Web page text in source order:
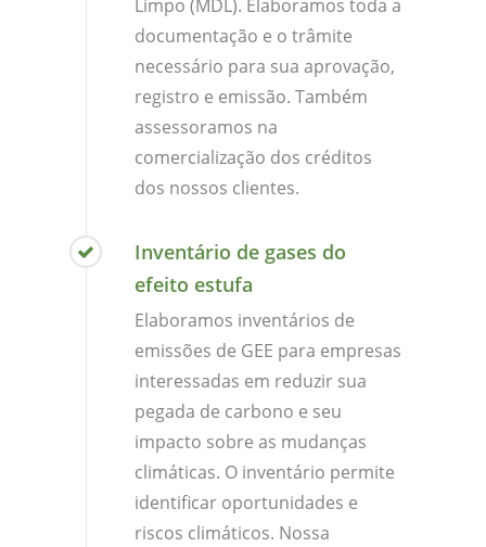
Limpo (MDL). Elaboramos toda a
documentação e o trâmite
necessário para sua aprovação,
registro e emissão. Também
assessoramos na
comercialização dos créditos
dos nossos clientes.
Inventário de gases do
efeito estufa
Elaboramos inventários de
emissões de GEE para empresas
interessadas em reduzir sua
pegada de carbono e seu
impacto sobre as mudanças
climáticas. O inventário permite
identificar oportunidades e
riscos climáticos. Nossa